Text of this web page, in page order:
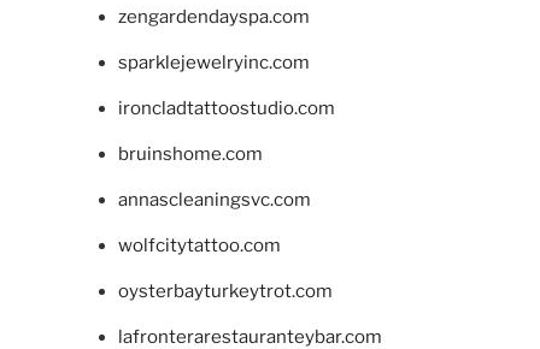
zengardendayspa.com
sparklejewelryinc.com
ironcladtattoostudio.com
bruinshome.com
annascleaningsvc.com
wolfcitytattoo.com
oysterbayturkeytrot.com
lafronterarestauranteybar.com